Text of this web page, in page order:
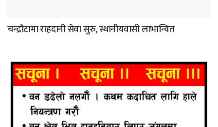
चन्द्रौटामा राहदानी सेवा सुरु, स्थानीयवासी लाभान्वित